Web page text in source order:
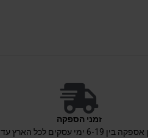
זמני הספקה
זמן אספקה בין 6-19 ימי עסקים לכל הארץ עד